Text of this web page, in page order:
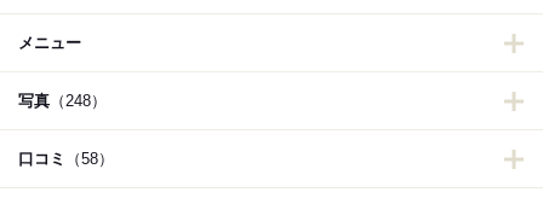
メニュー
写真 （248）
口コミ （58）